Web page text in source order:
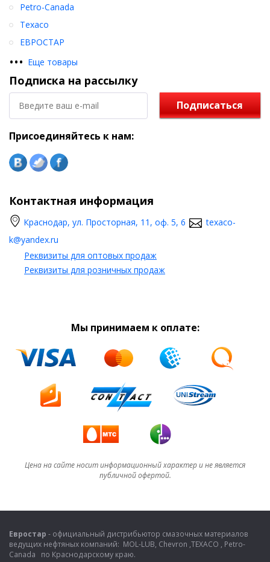
••• Еще товары
Petro-Canada
Texaco
ЕВРОСТАР
Подписка на рассылку
Подписаться
Присоединяйтесь к нам:
Контактная информация
Краснодар, ул. Просторная, 11, оф. 5, 6
texaco-
k@yandex.ru
Реквизиты для оптовых продаж
Реквизиты для розничных продаж
Мы принимаем к оплате:
Цена на сайте носит информационный характер и не является
публичной офертой.
Евростар - официальный дистрибьютор смазочных материалов
ведущих нефтяных компаний: MOL-LUB, Chevron ,TEXACO , Petro-
Canada по Краснодарскому краю.